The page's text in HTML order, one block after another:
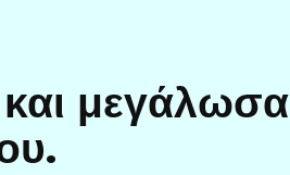
μεγάλωσα